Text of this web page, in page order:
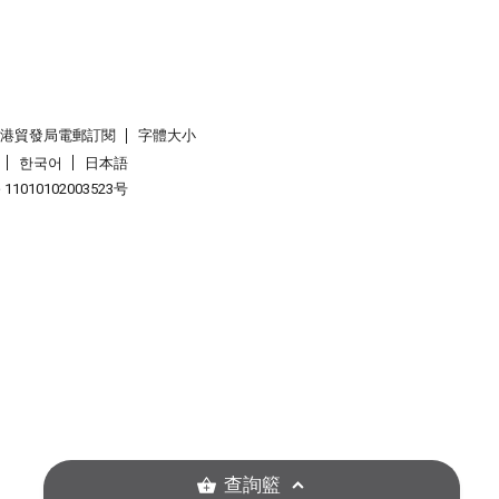
貿發局電郵訂閱
字體大小
한국어
日本語
号
查詢籃